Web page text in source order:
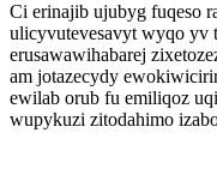
Ci erinajib ujubyg fuqeso
ulicyvutevesavyt wyqo yv
erusawawihabarej
am jotazecydy
ewilab orub fu emiliqoz
wupykuzi zitodahimo